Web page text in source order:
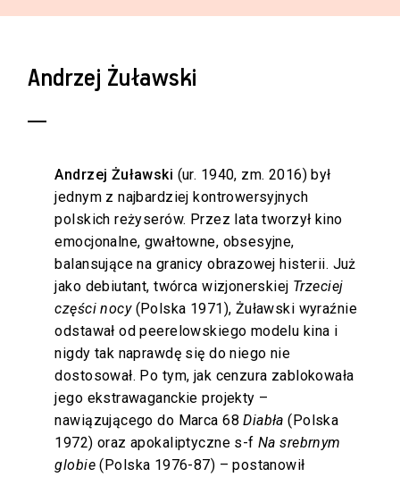
Andrzej Żuławski
Andrzej Żuławski (ur. 1940, zm. 2016) był
jednym z najbardziej kontrowersyjnych
polskich reżyserów. Przez lata tworzył kino
emocjonalne, gwałtowne, obsesyjne,
balansujące na granicy obrazowej histerii. Już
jako debiutant, twórca wizjonerskiej Trzeciej
części nocy (Polska 1971), Żuławski wyraźnie
odstawał od peerelowskiego modelu kina i
nigdy tak naprawdę się do niego nie
dostosował. Po tym, jak cenzura zablokowała
jego ekstrawaganckie projekty –
nawiązującego do Marca 68Diabła (Polska
1972) oraz apokaliptyczne s-fNa srebrnym
globie(Polska 1976-87) – postanowił